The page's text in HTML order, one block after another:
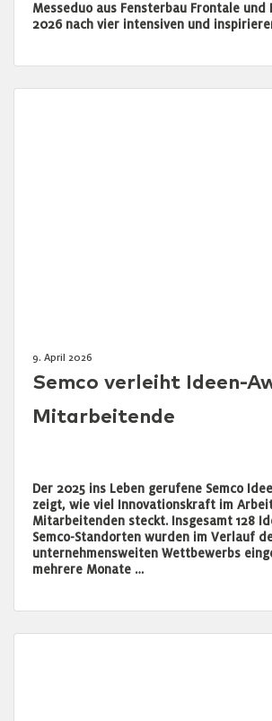
Messeduo aus Fensterbau Frontale und
2026 nach vier intensiven und
9. April 2026
Semco verleiht Ideen-
Mitarbeitende
Der 2025 ins Leben gerufene Semco
zeigt, wie viel Innovationskraft im
Mitarbeitenden steckt. Insgesamt 128
Semco-Standorten wurden im Verlauf
unternehmensweiten Wettbewerbs
mehrere Monate …